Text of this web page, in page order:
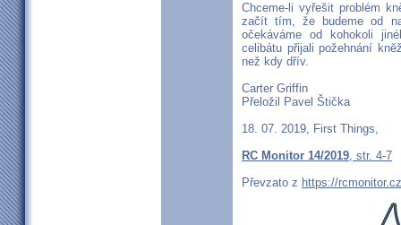
Chceme-li vyřešit problém
začít tím, že budeme od
očekáváme od kohokoli
celibátu přijali požehnání
než kdy dřív.
Carter Griffin
Přeložil Pavel Štička
18. 07. 2019, First Things,
RC Monitor 14/2019, str. 4-7
Převzato z https://